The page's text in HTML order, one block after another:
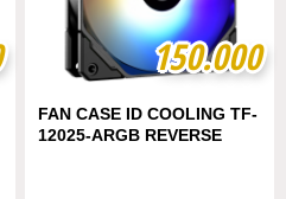
150.000
150.000
FAN CASE ID COOLING TF-
12025-ARGB REVERSE